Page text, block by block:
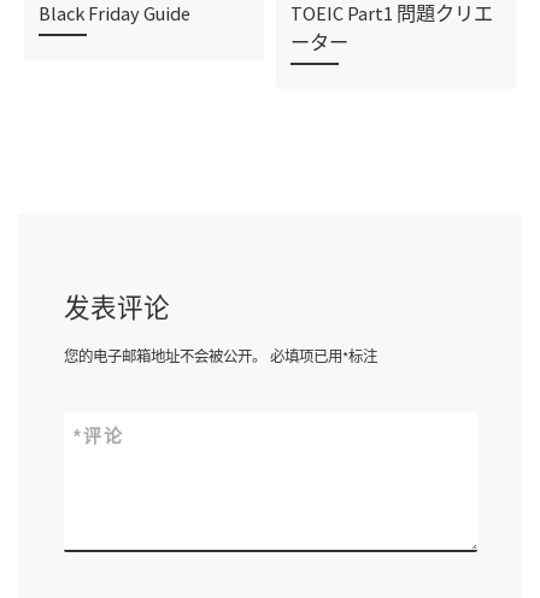
Black Friday Guide
TOEIC Part1 問題クリエ
ーター
发表评论
您的电子邮箱地址不会被公开。 必填项已用*标注
评论
*